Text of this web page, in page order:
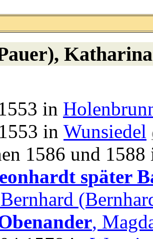
,
in
in Wunsiedel
1586 und
später
,